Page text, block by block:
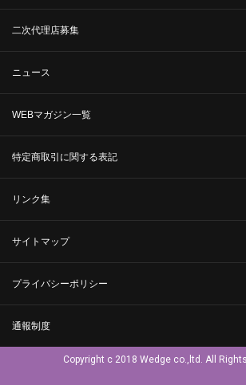
二次代理店募集
ニュース
WEBマガジン一覧
特定商取引に関する表記
リンク集
サイトマップ
プライバシーポリシー
通報制度
Copyright c 2018 Wedge co.,ltd. All